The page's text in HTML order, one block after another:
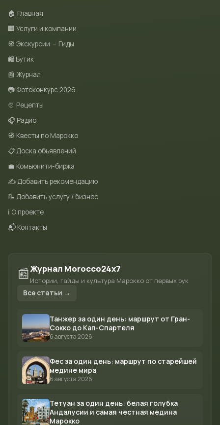
🏠 Главная
🏢 Услуги и компании
🧭 Экскурсии – Гиды
🛍 Бутик
📰 Журнал
📷 Фотоконкурс 2026
🍲 Рецепты
🎧 Радио
🧭 Квесты по Марокко
📋 Доска объявлений
💼 Комьюнити-биржа
✍️ Добавить рекомендацию
📝 Добавить услугу / бизнес
ℹ️ О проекте
📬 Контакты
📰Журнал Morocco24x7
Истории, гайды и культура Марокко от первых рук
Все статьи →
Танжер за один день: маршрут от Гран-
Сокко до Кап-Спартеля
6 августа 2026
Фес за один день: маршрут по старейшей
медине мира
6 августа 2026
Тетуан за один день: белая голубка
Андалусии и самая честная медина
Марокко